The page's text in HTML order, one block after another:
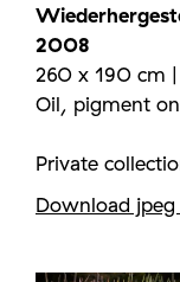
2008
260 x 190 cm
Oil, pigment
Private
Download jpeg